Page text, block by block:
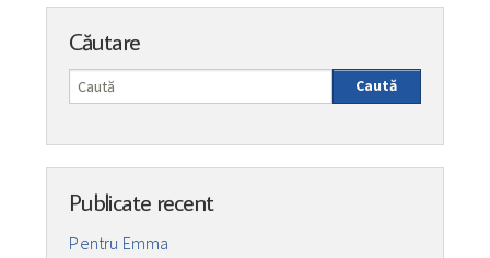
Căutare
Caută
Publicate recent
Pentru Emma